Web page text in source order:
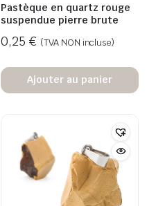
Pastèque en quartz rouge
suspendue pierre brute
0,25 € (TVA NON incluse)
Ajouter au panier